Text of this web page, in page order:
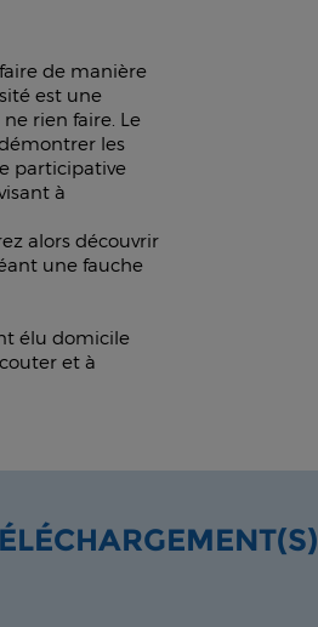
de manière
est une
rien faire. Le
les
participative
à
alors découvrir
une fauche
élu domicile
et à